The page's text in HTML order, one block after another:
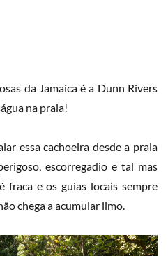
da Jamaica é a Dunn Rivers
na praia!
essa cachoeira desde a praia
escorregadio e tal mas
fraca e os guias locais sempre
chega a acumular limo.